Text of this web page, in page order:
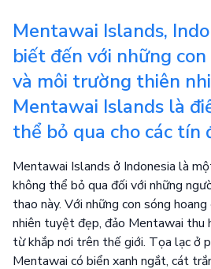
Mentawai Islands,
biết đến với những
và môi trường thiên
Mentawai Islands là
thể bỏ qua cho các tín
Mentawai Islands ở Indonesia là
không thể bỏ qua đối với những
thao này. Với những con sóng
nhiên tuyệt đẹp, đảo Mentawai thu
từ khắp nơi trên thế giới. Tọa lạc ở
Mentawai có biển xanh ngắt, cát